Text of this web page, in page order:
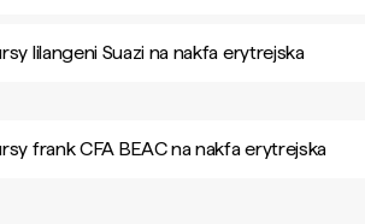
lilangeni Suazi na nakfa erytrejska
frank CFA BEAC na nakfa erytrejska